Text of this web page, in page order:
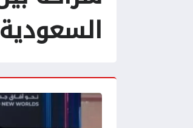
السعودية